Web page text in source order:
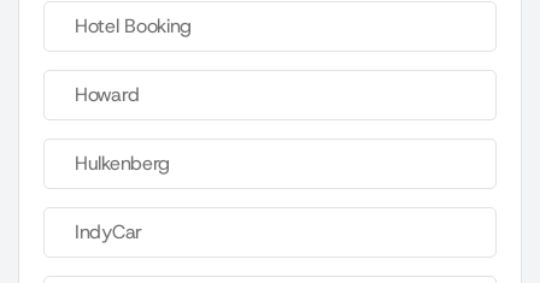
Hotel Booking
Howard
Hulkenberg
IndyCar